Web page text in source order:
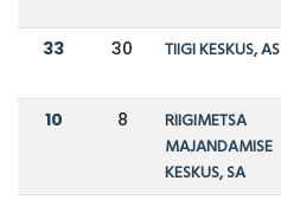
33 30 TIIGI KESKUS, AS
10 8
RIIGIMETSA
MAJANDAMISE
KESKUS, SA